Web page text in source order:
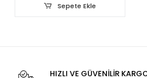
Sepete Ekle
HIZLI VE GÜVENİLİR